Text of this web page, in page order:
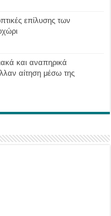
επίλυσης των
και αναπηρικά
αίτηση μέσω της